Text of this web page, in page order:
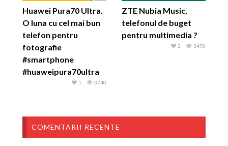
Huawei Pura70 Ultra.
O luna cu cel mai bun
telefon pentru
fotografie
#smartphone
#huaweipura70ultra
3740
1
ZTE Nubia Music,
telefonul de buget
pentru multimedia ?
3476
2
COMENTARII RECENTE